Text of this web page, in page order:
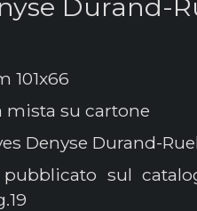
Durand-
101x66
mista su cartone
Denyse Durand-Ruel
sul